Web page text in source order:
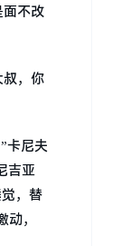
面不改
，你
卡尼夫
吉亚
，替
，